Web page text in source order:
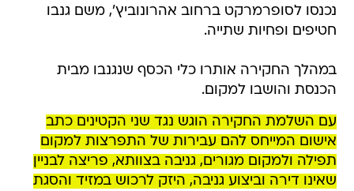
נכנסו לסופרמרקט ברחוב אהרונוביץ', משם גנבו
חטיפים ופחיות שתייה.
במהלך החקירה אותרו כלי הכסף שנגנבו מבית
הכנסת והושבו למקום.
עם השלמת החקירה הוגש נגד שני הקטינים כתב
אישום המייחס להם עבירות של התפרצות למקום
תפילה ולמקום מגורים, גניבה בצוותא, פריצה לבניין
שאינו דירה וביצוע גניבה, היזק לרכוש במזיד והסגת